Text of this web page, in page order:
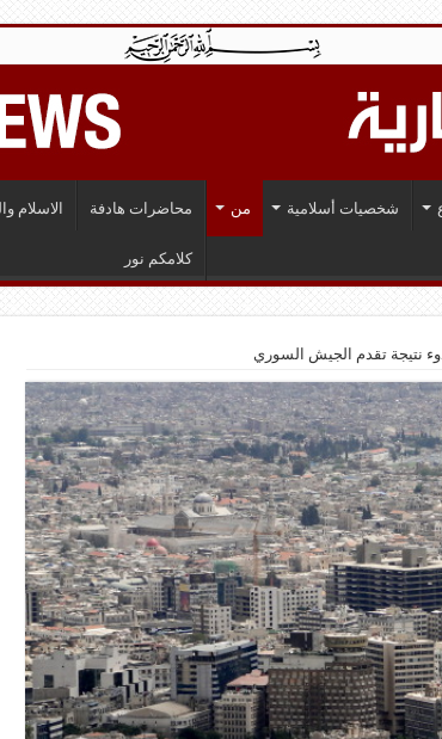
شخصيات أسلامية من محاضرات هادفة الاسلام
كلامكم نور
نتيجة تقدم الجيش السوري